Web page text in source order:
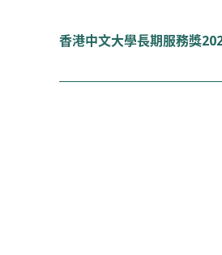
香港中文大學長期服務獎